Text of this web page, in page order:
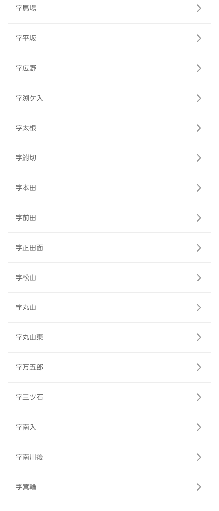
字馬場
字平坂
字広野
字渕ケ入
字太根
字鮒切
字本田
字前田
字正田面
字松山
字丸山
字丸山東
字万五郎
字三ツ石
字南入
字南川後
字箕輪